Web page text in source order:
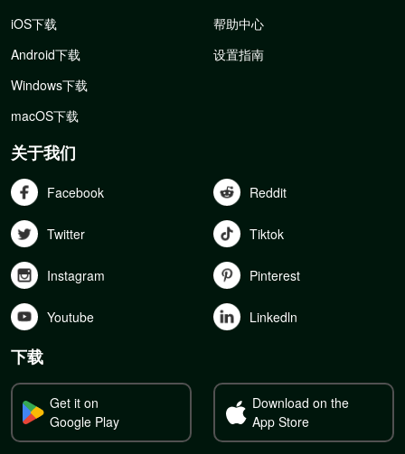
iOS下载
Android下载
Windows下载
macOS下载
帮助中心
设置指南
关于我们
Facebook Reddit
Twitter Tiktok
Instagram Pinterest
Youtube Linkedln
下载
Get it on
Google Play
Download on the
App Store